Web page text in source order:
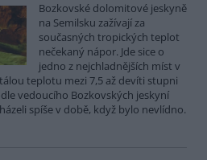
Bozkovské dolomitové jeskyně
na Semilsku zažívají za
současných tropických teplot
nečekaný nápor. Jde sice o
jedno z nejchladnějších míst v
teplotu mezi 7,5 až devíti stupni
vedoucího Bozkovských jeskyní
spíše v době, když bylo nevlídno.